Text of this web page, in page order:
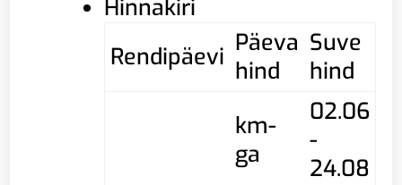
Hinnakiri
Rendipäevi Päeva
hind
Suve
hind
km-
ga
02.06
-
24.08